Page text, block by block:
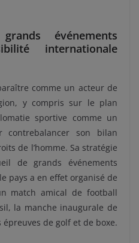
événements
internationale
comme un acteur de
y compris sur le plan
sportive comme un
son bilan
de l’homme. Sa stratégie
de grands événements
pays a en effet organisé de
match amical de football
la manche inaugurale de
épreuves de golf et de boxe.